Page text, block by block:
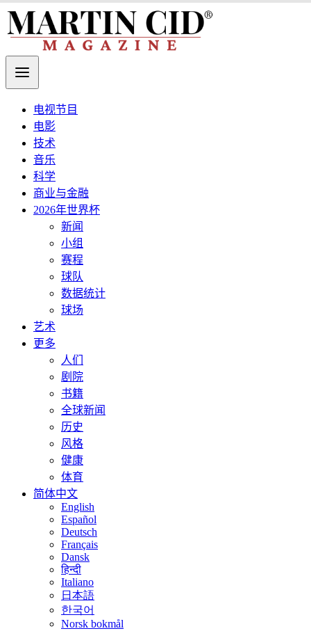
电视节目
电影
技术
音乐
科学
商业与金融
2026年世界杯
新闻
小组
赛程
球队
数据统计
球场
艺术
更多
人们
剧院
书籍
全球新闻
历史
风格
健康
体育
简体中文
English
Español
Deutsch
Français
Dansk
हिन्दी
Italiano
日本語
한국어
Norsk bokmål